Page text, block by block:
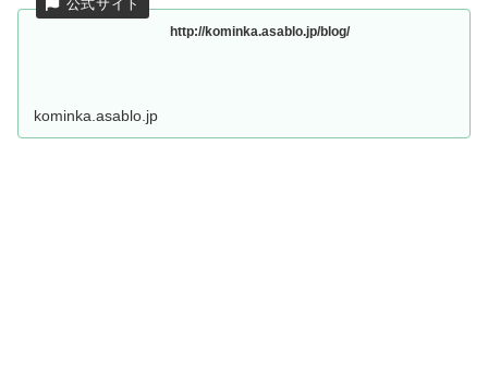
http://kominka.asablo.jp/blog/
kominka.asablo.jp